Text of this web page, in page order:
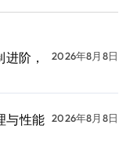
阶，
2026年8月8日
与性能 2026年8月8日